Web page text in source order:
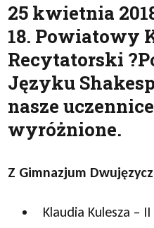
25 kwietnia
18. Powiatowy
Recytatorski
Języku
nasze
wyróżnione.
Z Gimnazjum
Klaudia Kulesza –